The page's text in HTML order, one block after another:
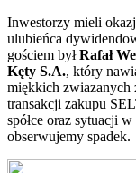
Inwestorzy mieli
ulubieńca
gościem byłRafał
Kęty S.A., który
miękkich zwiazanych
transakcji zakupu
spółce oraz sytuacji
obserwujemy spadek.